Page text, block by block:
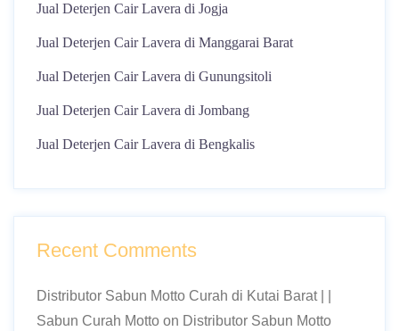
Jual Deterjen Cair Lavera di Jogja
Jual Deterjen Cair Lavera di Manggarai Barat
Jual Deterjen Cair Lavera di Gunungsitoli
Jual Deterjen Cair Lavera di Jombang
Jual Deterjen Cair Lavera di Bengkalis
Recent Comments
Distributor Sabun Motto Curah di Kutai Barat | |
Sabun Curah Motto on Distributor Sabun Motto